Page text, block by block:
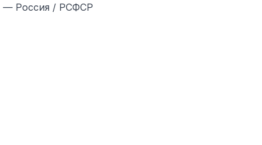
— Россия / РСФСР